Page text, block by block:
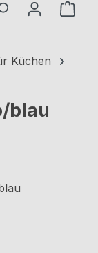
Küchen
blau